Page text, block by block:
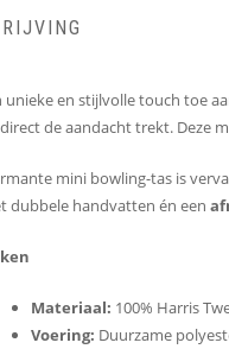
unieke en stijlvolle touch toe
direct de aandacht trekt. Deze
mini bowling-tas is
dubbele handvatten én een
Materiaal: 100% Harris
Voering: Duurzame